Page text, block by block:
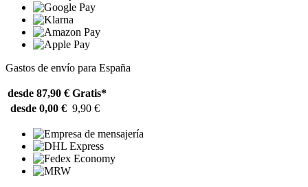
Gastos de envío para España
desde 87,90 € Gratis*
desde 0,00 € 9,90 €